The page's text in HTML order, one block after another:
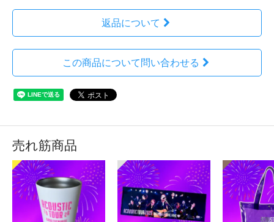
返品について
この商品について問い合わせる
売れ筋商品